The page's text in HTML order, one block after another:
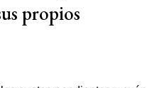
propios